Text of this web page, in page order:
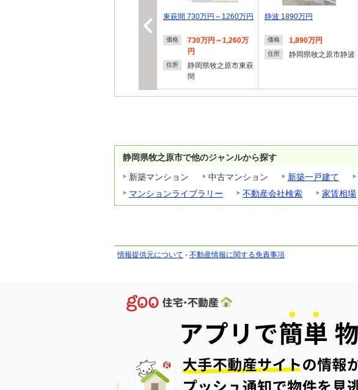
東萩間 730万円～1260万円
価格
730万円～1,260万
円
住所
静岡県牧之原市東萩
間
静波 1890万円
価格 1,890万円
住所 静岡県牧之原市静波
静岡県牧之原市で他のジャンルから探す
新築マンション
中古マンション 新築一戸建て
マンションライブラリー
不動産会社検索 家賃相場
情報提供元について - 不動産情報に関する免責事項